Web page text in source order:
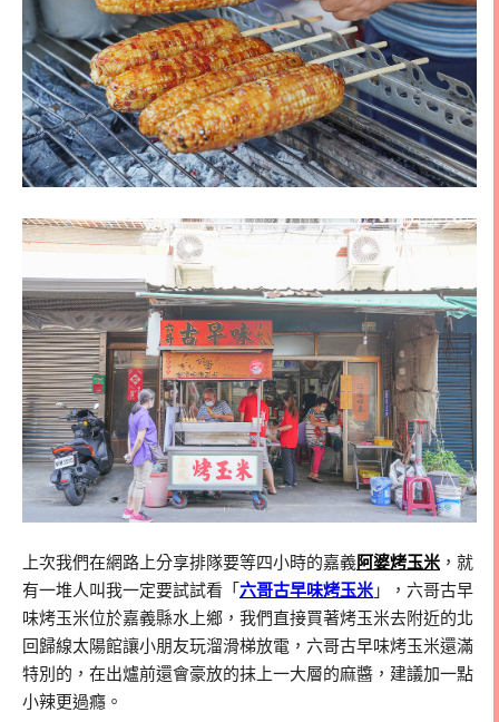
上次我們在網路上分享排隊要等四小時的嘉義阿婆烤玉米 ，就
有一堆人叫我一定要試試看「六哥古早味烤玉米 」，六哥古早
味烤玉米位於嘉義縣水上鄉，我們直接買著烤玉米去附近的北
回歸線太陽館讓小朋友玩溜滑梯放電，六哥古早味烤玉米還滿
特別的，在出爐前還會豪放的抹上一大層的麻醬，建議加一點
小辣更過癮。